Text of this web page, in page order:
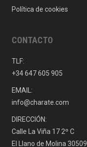
Política de cookies
CONTACTO
TLF:
+34 647 605 905
EMAIL:
info@charate.com
DIRECCIÓN:
Calle La Viña 17 2º C
El Llano de Molina 30509